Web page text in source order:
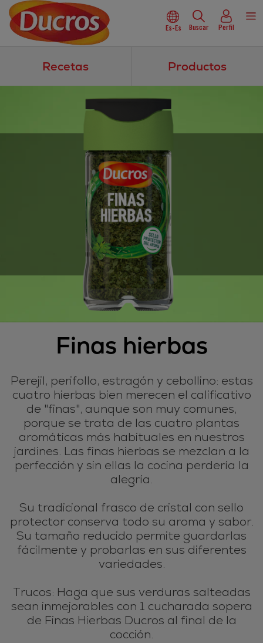
Es-Es Buscar Perfil
Recetas Productos
Finas hierbas
Perejil, perifollo, estragón y cebollino: estas
cuatro hierbas bien merecen el calificativo
de "finas", aunque son muy comunes,
porque se trata de las cuatro plantas
aromáticas más habituales en nuestros
jardines. Las finas hierbas se mezclan a la
perfección y sin ellas la cocina perdería la
alegría.
Su tradicional frasco de cristal con sello
protector conserva todo su aroma y sabor.
Su tamaño reducido permite guardarlas
fácilmente y probarlas en sus diferentes
variedades.
Trucos: Haga que sus verduras salteadas
sean inmejorables con 1 cucharada sopera
de Finas Hierbas Ducros al final de la
cocción.